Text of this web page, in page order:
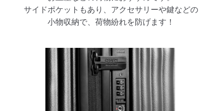
サイドポケットもあり、アクセサリーや鍵などの
小物収納で、荷物紛れを防げます！